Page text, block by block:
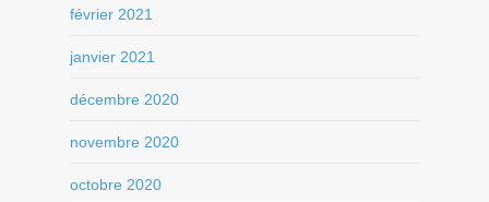
février 2021
janvier 2021
décembre 2020
novembre 2020
octobre 2020